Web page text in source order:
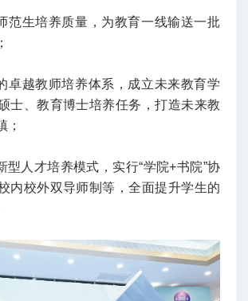
范生培养质量，为教育一线输送一批
卓越教师培养体系，成立未来教育学
士、教育博士培养任务，打造未来教
；
型人才培养模式，实行“学院+书院”协
内校外双导师制等，全面提升学生的